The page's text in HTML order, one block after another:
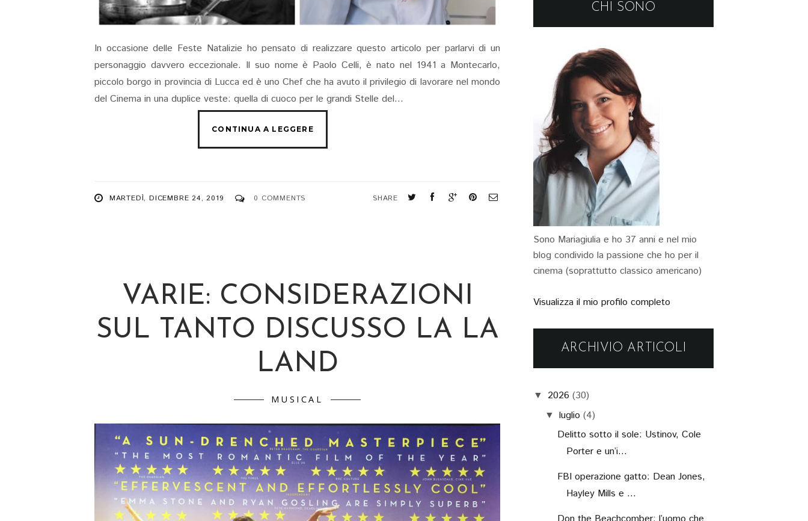
In occasione delle Feste Natalizie ho pensato di realizzare questo articolo per parlarvi di un
personaggio davvero eccezionale. Il suo nome è Paolo Celli, è nato nel 1941 a Montecarlo,
piccolo borgo in provincia di Lucca ed è uno Chef che ha avuto il privilegio di lavorare nel mondo
del Cinema in una duplice veste: quella di cuoco per le grandi Stelle del...
MARTEDÌ, DICEMBRE 24, 2019 0 COMMENTS SHARE
VARIE: CONSIDERAZIONI
SUL TANTO DISCUSSO LA LA
LAND
MUSICAL
CHI SONO
Sono Mariagiulia e ho 37 anni e nel mio
blog condivido la passione che ho per il
cinema (soprattutto classico americano)
Visualizza il mio profilo completo
ARCHIVIO ARTICOLI
▼ 2026 (30)
▼ luglio (4)
Delitto sotto il sole: Ustinov, Cole
Porter e un’i...
FBI operazione gatto: Dean Jones,
Hayley Mills e ...